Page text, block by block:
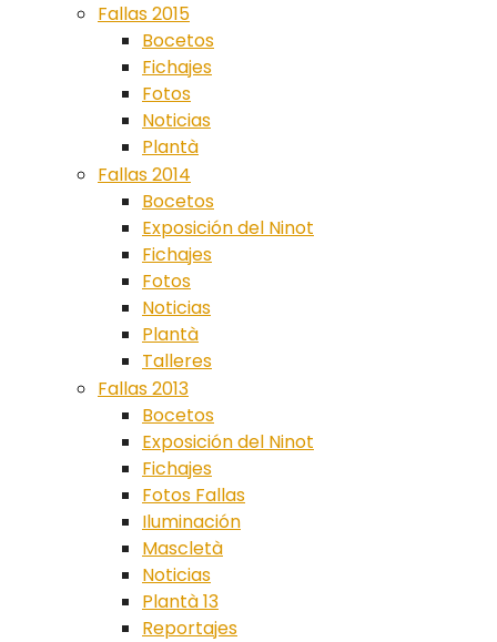
Fallas 2015
Bocetos
Fichajes
Fotos
Noticias
Plantà
Fallas 2014
Bocetos
Exposición del Ninot
Fichajes
Fotos
Noticias
Plantà
Talleres
Fallas 2013
Bocetos
Exposición del Ninot
Fichajes
Fotos Fallas
Iluminación
Mascletà
Noticias
Plantà 13
Reportajes